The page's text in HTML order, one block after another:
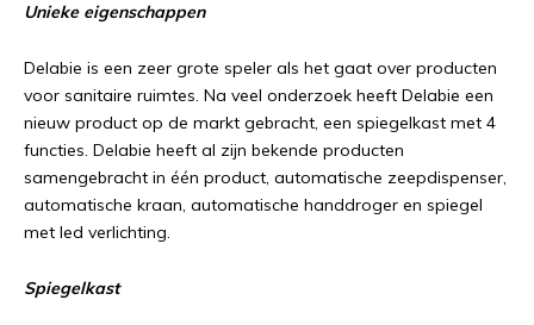
Unieke eigenschappen
Delabie is een zeer grote speler als het gaat over producten
voor sanitaire ruimtes. Na veel onderzoek heeft Delabie een
nieuw product op de markt gebracht, een spiegelkast met 4
functies. Delabie heeft al zijn bekende producten
samengebracht in één product, automatische zeepdispenser,
automatische kraan, automatische handdroger en spiegel
met led verlichting.
Spiegelkast